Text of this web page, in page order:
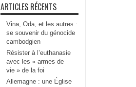
ARTICLES RÉCENTS
Vina, Oda, et les autres :
se souvenir du génocide
cambodgien
Résister à l’euthanasie
avec les « armes de
vie » de la foi
Allemagne : une Église